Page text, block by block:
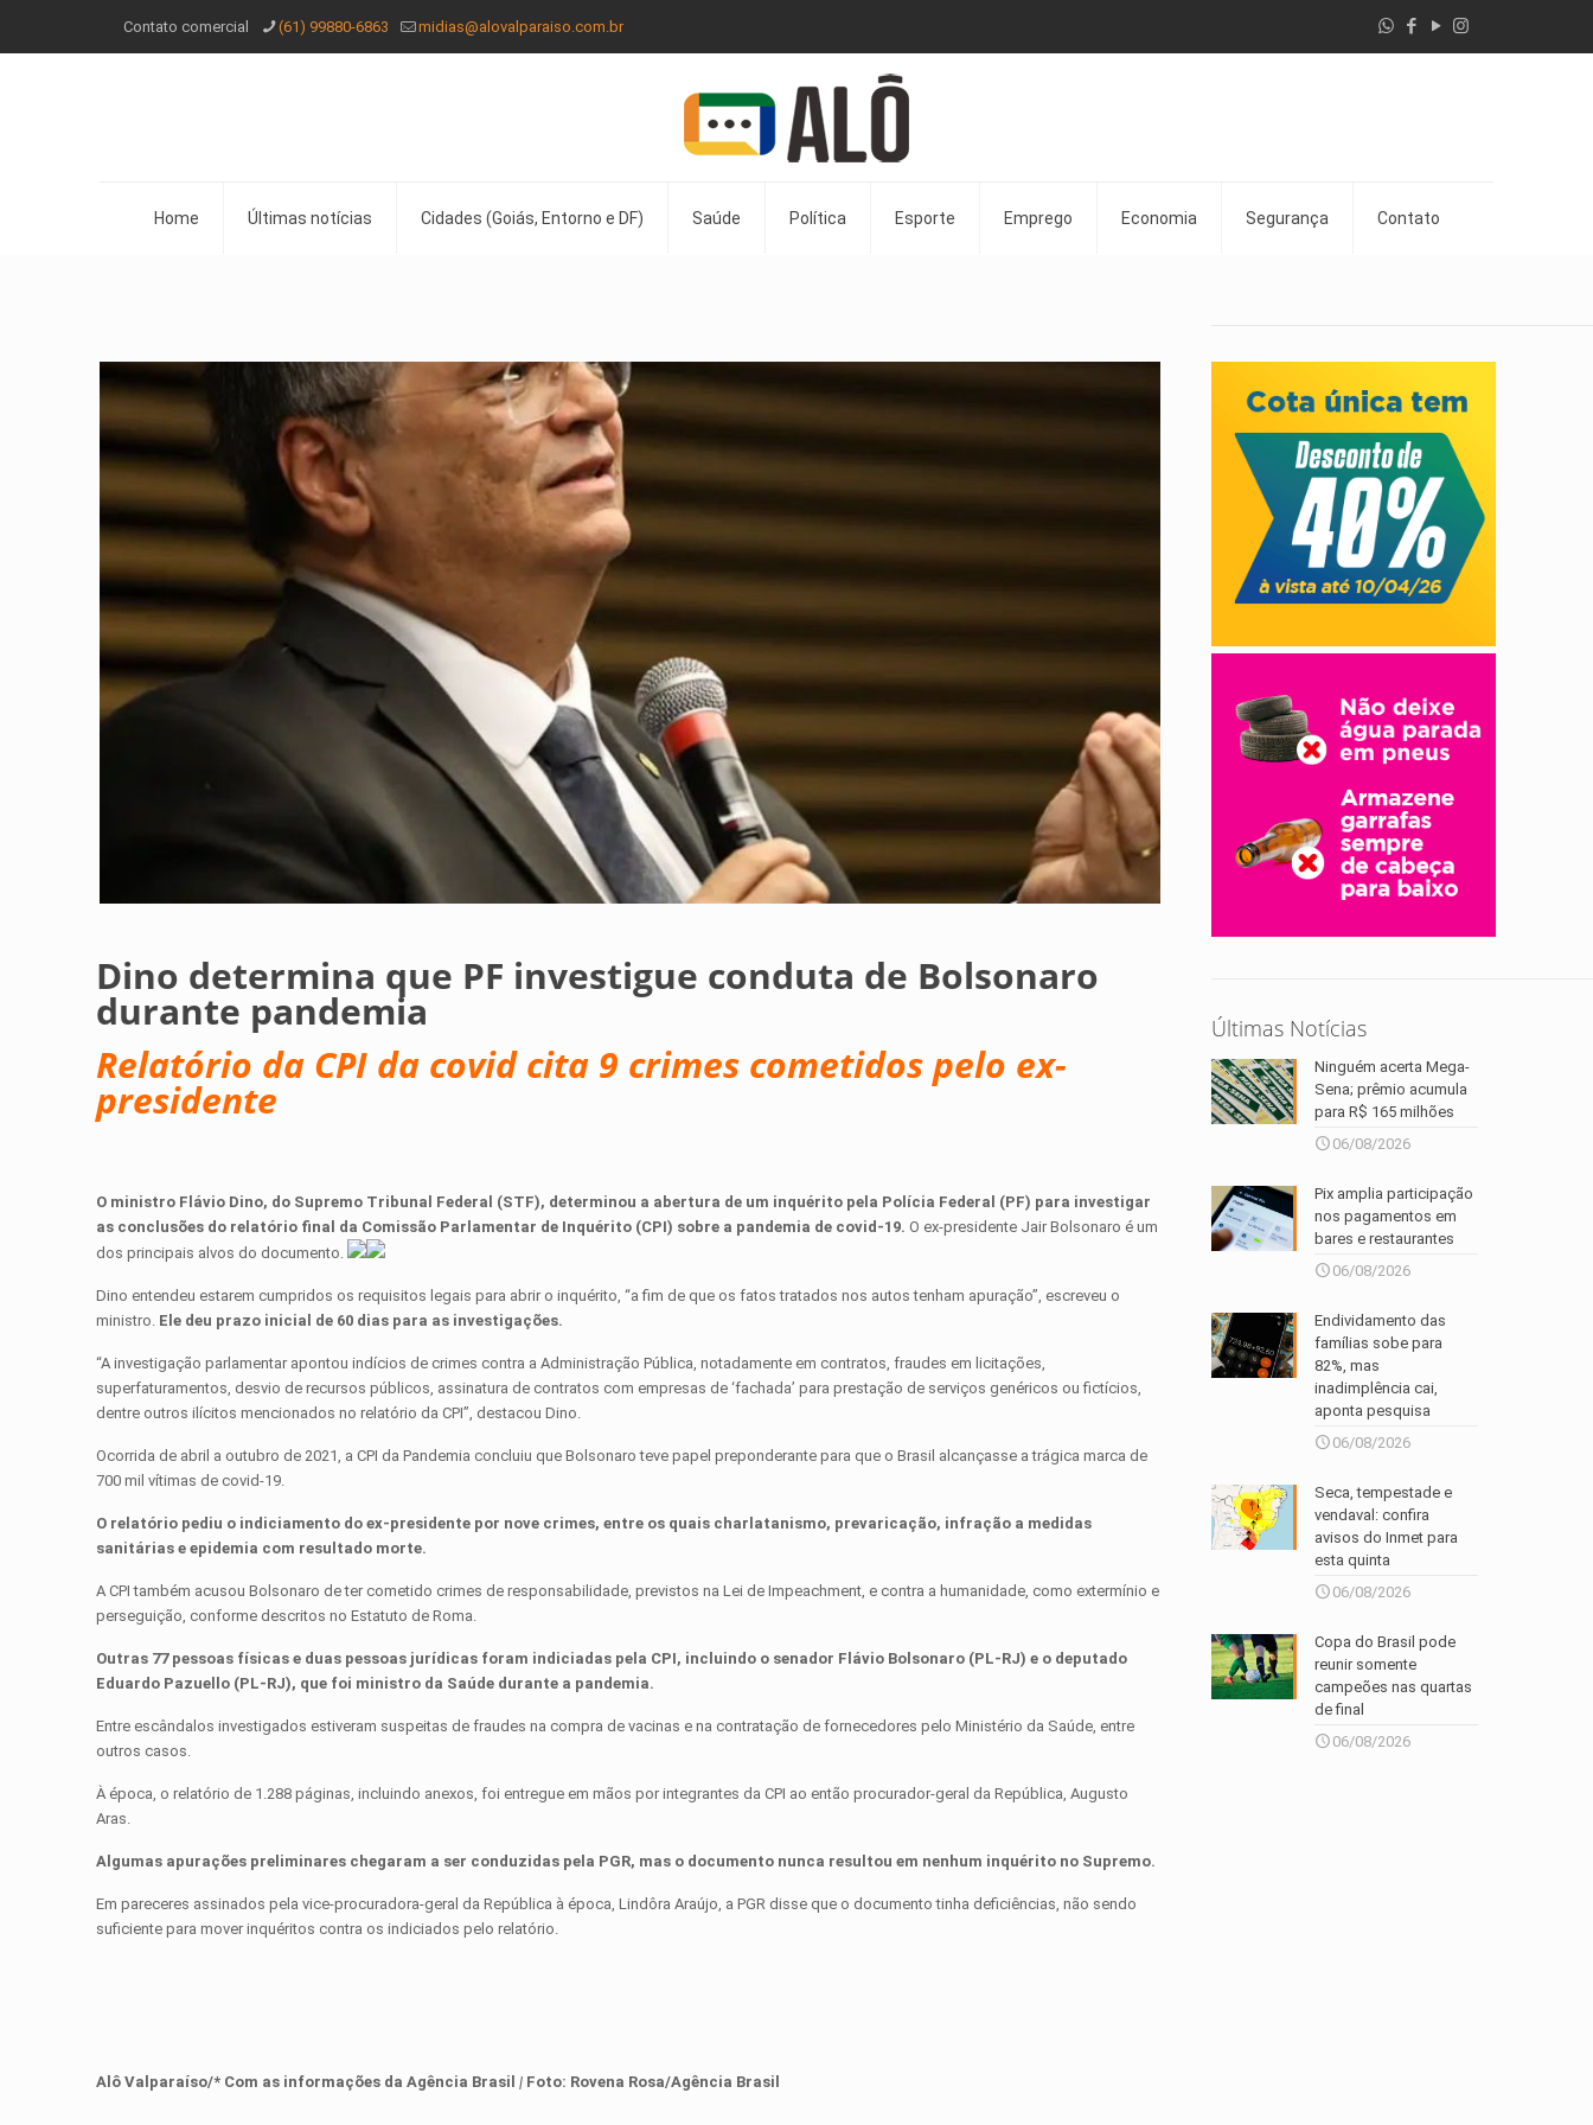
Contato comercial (61) 99880-6863 midias@alovalparaiso.com.br
Home Últimas notícias Cidades (Goiás, Entorno e DF) Saúde Política Esporte Emprego Economia Segurança Contato
Dino determina que PF investigue conduta de Bolsonaro
durante pandemia
Relatório da CPI da covid cita 9 crimes cometidos pelo ex-
presidente
O ministro Flávio Dino, do Supremo Tribunal Federal (STF), determinou a abertura de um inquérito pela Polícia Federal (PF) para investigar
as conclusões do relatório final da Comissão Parlamentar de Inquérito (CPI) sobre a pandemia de covid-19.O ex-presidente Jair Bolsonaro é um
dos principais alvos do documento.
Dino entendeu estarem cumpridos os requisitos legais para abrir o inquérito, “a fim de que os fatos tratados nos autos tenham apuração”, escreveu o
ministro. Ele deu prazo inicial de 60 dias para as investigações.
“A investigação parlamentar apontou indícios de crimes contra a Administração Pública, notadamente em contratos, fraudes em licitações,
superfaturamentos, desvio de recursos públicos, assinatura de contratos com empresas de ‘fachada’ para prestação de serviços genéricos ou fictícios,
dentre outros ilícitos mencionados no relatório da CPI”, destacou Dino.
Ocorrida de abril a outubro de 2021, a CPI da Pandemia concluiu que Bolsonaro teve papel preponderante para que o Brasil alcançasse a trágica marca de
700 mil vítimas de covid-19.
O relatório pediu o indiciamento do ex-presidente por nove crimes, entre os quais charlatanismo, prevaricação, infração a medidas
sanitárias e epidemia com resultado morte.
A CPI também acusou Bolsonaro de ter cometido crimes de responsabilidade, previstos na Lei de Impeachment, e contra a humanidade, como extermínio e
perseguição, conforme descritos no Estatuto de Roma.
Outras 77 pessoas físicas e duas pessoas jurídicas foram indiciadas pela CPI, incluindo o senador Flávio Bolsonaro (PL-RJ) e o deputado
Eduardo Pazuello (PL-RJ), que foi ministro da Saúde durante a pandemia.
Entre escândalos investigados estiveram suspeitas de fraudes na compra de vacinas e na contratação de fornecedores pelo Ministério da Saúde, entre
outros casos.
À época, o relatório de 1.288 páginas, incluindo anexos, foi entregue em mãos por integrantes da CPI ao então procurador-geral da República, Augusto
Aras.
Algumas apurações preliminares chegaram a ser conduzidas pela PGR, mas o documento nunca resultou em nenhum inquérito no Supremo.
Em pareceres assinados pela vice-procuradora-geral da República à época, Lindôra Araújo, a PGR disse que o documento tinha deficiências, não sendo
suficiente para mover inquéritos contra os indiciados pelo relatório.
Alô Valparaíso/* Com as informações daAgência Brasil | Foto: Rovena Rosa/Agência Brasil
Últimas Notícias
Ninguém acerta Mega-
Sena; prêmio acumula
para R$ 165 milhões
06/08/2026
Pix amplia participação
nos pagamentos em
bares e restaurantes
06/08/2026
Endividamento das
famílias sobe para
82%, mas
inadimplência cai,
aponta pesquisa
06/08/2026
Seca, tempestade e
vendaval: confira
avisos do Inmet para
esta quinta
06/08/2026
Copa do Brasil pode
reunir somente
campeões nas quartas
de final
06/08/2026